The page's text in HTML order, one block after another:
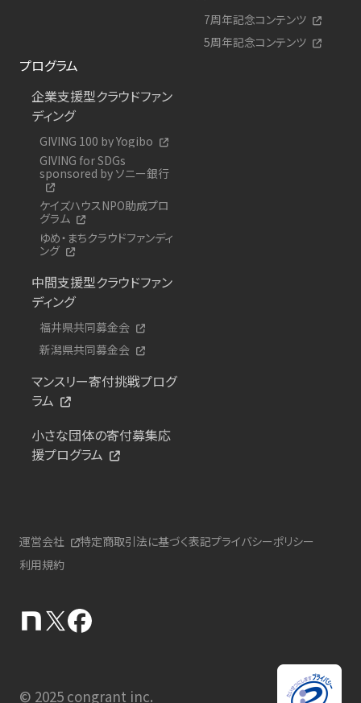
7周年記念コンテンツ
5周年記念コンテンツ
プログラム
企業支援型クラウドファン
ディング
GIVING 100 by Yogibo
GIVING for SDGs
sponsored by ソニー銀行
ケイズハウスNPO助成プロ
グラム
ゆめ・まちクラウドファンディ
ング
中間支援型クラウドファン
ディング
福井県共同募金会
新潟県共同募金会
マンスリー寄付挑戦プログ
ラム
小さな団体の寄付募集応
援プログラム
運営会社 特定商取引法に基づく表記プライバシーポリシー
利用規約
© 2025 congrant inc.